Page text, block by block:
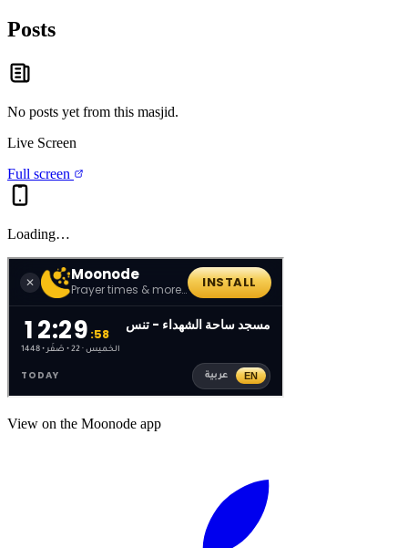
Posts
No posts yet from this masjid.
Live Screen
Full screen
Loading…
View on the Moonode app